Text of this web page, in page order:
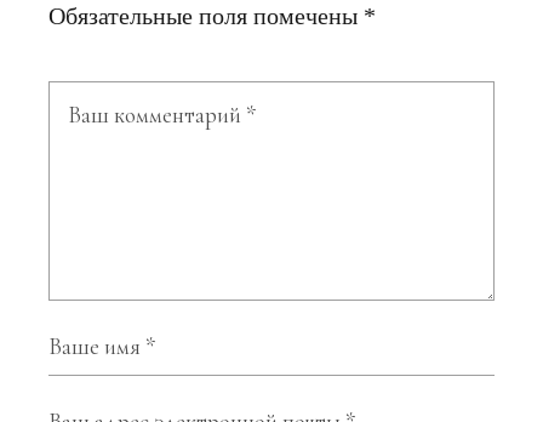
Обязательные поля помечены *